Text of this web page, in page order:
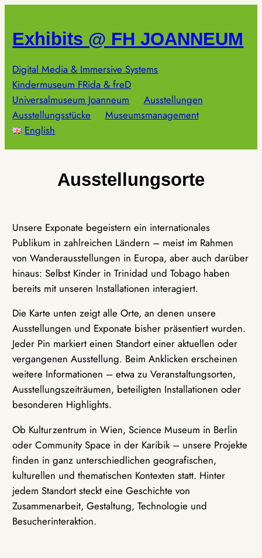
springen
Exhibits @ FH JOANNEUM
Digital Media & Immersive Systems
Kindermuseum FRida & freD
Universalmuseum Joanneum
Ausstellungen
Ausstellungsstücke
Museumsmanagement
English
Ausstellungsorte
Unsere Exponate begeistern ein internationales
Publikum in zahlreichen Ländern – meist im Rahmen
von Wanderausstellungen in Europa, aber auch darüber
hinaus: Selbst Kinder in Trinidad und Tobago haben
bereits mit unseren Installationen interagiert.
Die Karte unten zeigt alle Orte, an denen unsere
Ausstellungen und Exponate bisher präsentiert wurden.
Jeder Pin markiert einen Standort einer aktuellen oder
vergangenen Ausstellung. Beim Anklicken erscheinen
weitere Informationen – etwa zu Veranstaltungsorten,
Ausstellungszeiträumen, beteiligten Installationen oder
besonderen Highlights.
Ob Kulturzentrum in Wien, Science Museum in Berlin
oder Community Space in der Karibik – unsere Projekte
finden in ganz unterschiedlichen geografischen,
kulturellen und thematischen Kontexten statt. Hinter
jedem Standort steckt eine Geschichte von
Zusammenarbeit, Gestaltung, Technologie und
Besucherinteraktion.